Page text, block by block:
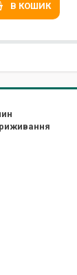
В КОШИК